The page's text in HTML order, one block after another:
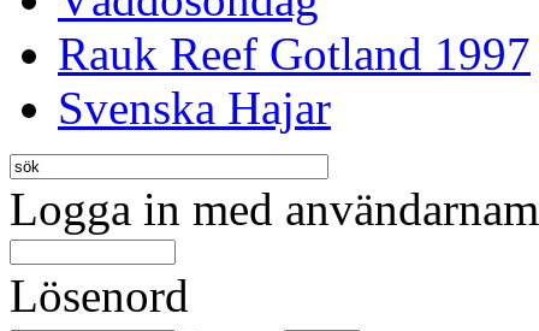
Rauk Reef Gotland 1997
Svenska Hajar
Logga in med
Lösenord